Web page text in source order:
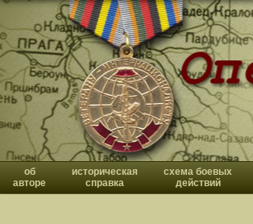
об
авторе
историческая
справка
схема боевых
действий